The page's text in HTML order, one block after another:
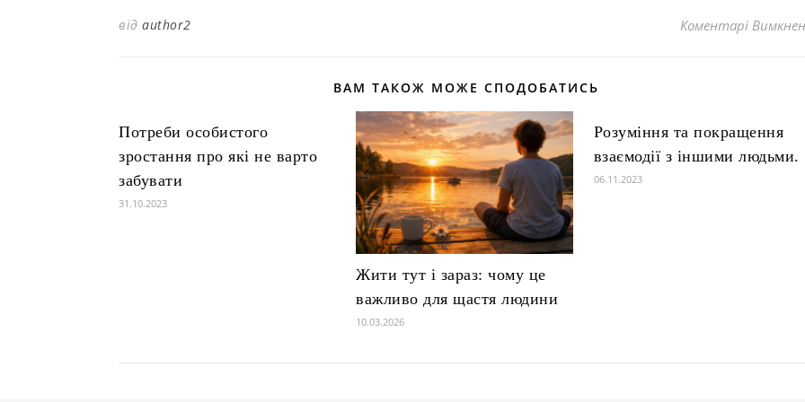
від author2 Коментарі
ВАМ ТАКОЖ МОЖЕ СПОДОБАТИСЬ
Потреби особистого
зростання про які не варто
забувати
31.10.2023
Жити тут і зараз: чому це
важливо для щастя людини
10.03.2026
Розуміння та покращення
взаємодії з іншими людьми.
06.11.2023